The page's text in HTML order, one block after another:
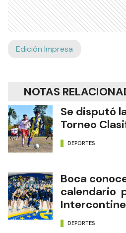
Edición Impresa
NOTAS
Se disputó
Torneo
DEPORTES
Boca
calendario
DEPORTES